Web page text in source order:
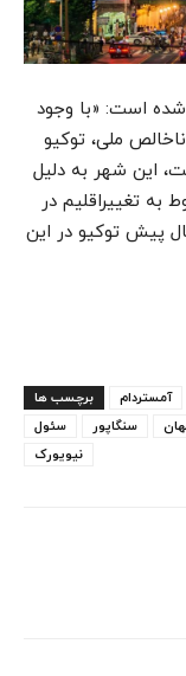
شده است: «با وجود
ملی، توکیو
این شهر به دلیل
به تغییراقلیم در
قرار گرفت، سال پیش توکیو در این
برچسب ها
آمستردام
سئول
سنگاپور
نیویورک